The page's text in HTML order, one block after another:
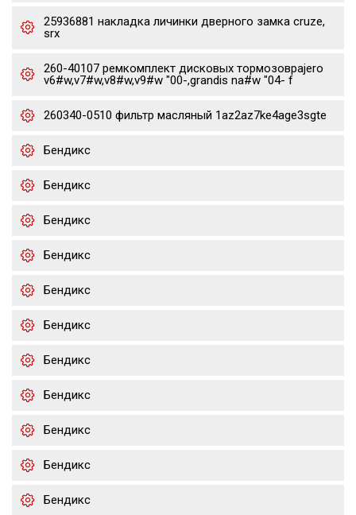
25936881 накладка личинки дверного замка cruze,
srx
260-40107 ремкомплект дисковых тормозовpajero
v6#w,v7#w,v8#w,v9#w "00-,grandis na#w "04- f
260340-0510 фильтр масляный 1az2az7ke4age3sgte
Бендикс
Бендикс
Бендикс
Бендикс
Бендикс
Бендикс
Бендикс
Бендикс
Бендикс
Бендикс
Бендикс